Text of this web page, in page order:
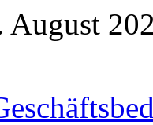
August